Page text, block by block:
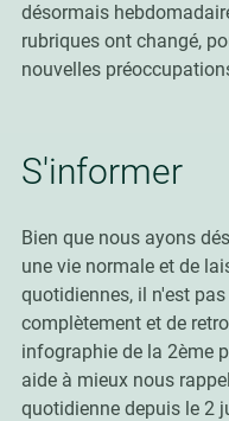
désormais
rubriques ont changé,
nouvelles
S'informer
Bien que nous ayons
une vie normale et de
quotidiennes, il n'est
complètement et de
infographie de la 2ème
aide à mieux nous
quotidienne depuis le 2